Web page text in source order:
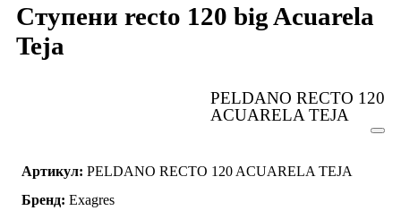
Ступени recto 120 big Acuarela
Teja
PELDANO RECTO 120
ACUARELA TEJA
Артикул: PELDANO RECTO 120 ACUARELA TEJA
Бренд: Exagres